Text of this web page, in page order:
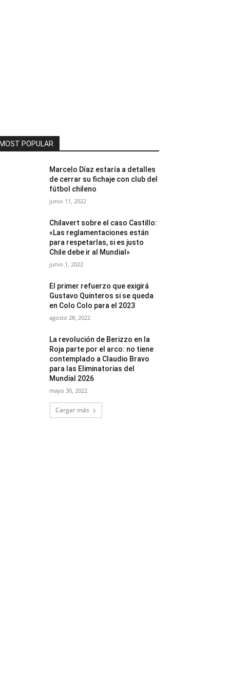
MOST POPULAR
Marcelo Díaz estaría a detalles
de cerrar su fichaje con club del
fútbol chileno
junio 11, 2022
Chilavert sobre el caso Castillo:
«Las reglamentaciones están
para respetarlas, si es justo
Chile debe ir al Mundial»
junio 1, 2022
El primer refuerzo que exigirá
Gustavo Quinteros si se queda
en Colo Colo para el 2023
agosto 28, 2022
La revolución de Berizzo en la
Roja parte por el arco: no tiene
contemplado a Claudio Bravo
para las Eliminatorias del
Mundial 2026
mayo 30, 2022
Cargar más